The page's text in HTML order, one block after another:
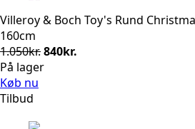
Villeroy & Boch Toy's Rund
160cm
1.050kr.Den
oprindelige
840kr.
På lager
Køb nu
Tilbud